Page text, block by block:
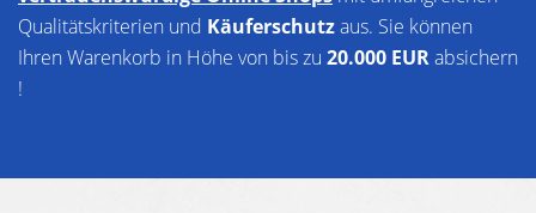
Qualitätskriterien und Käuferschutzaus. Sie können
Ihren Warenkorb in Höhe von bis zu 20.000 EURabsichern
!